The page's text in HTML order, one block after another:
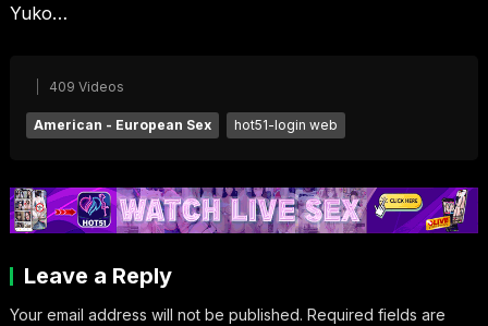
Yuko…
409 Videos
American - European Sex hot51-login web
Leave a Reply
Your email address will not be published. Required fields are